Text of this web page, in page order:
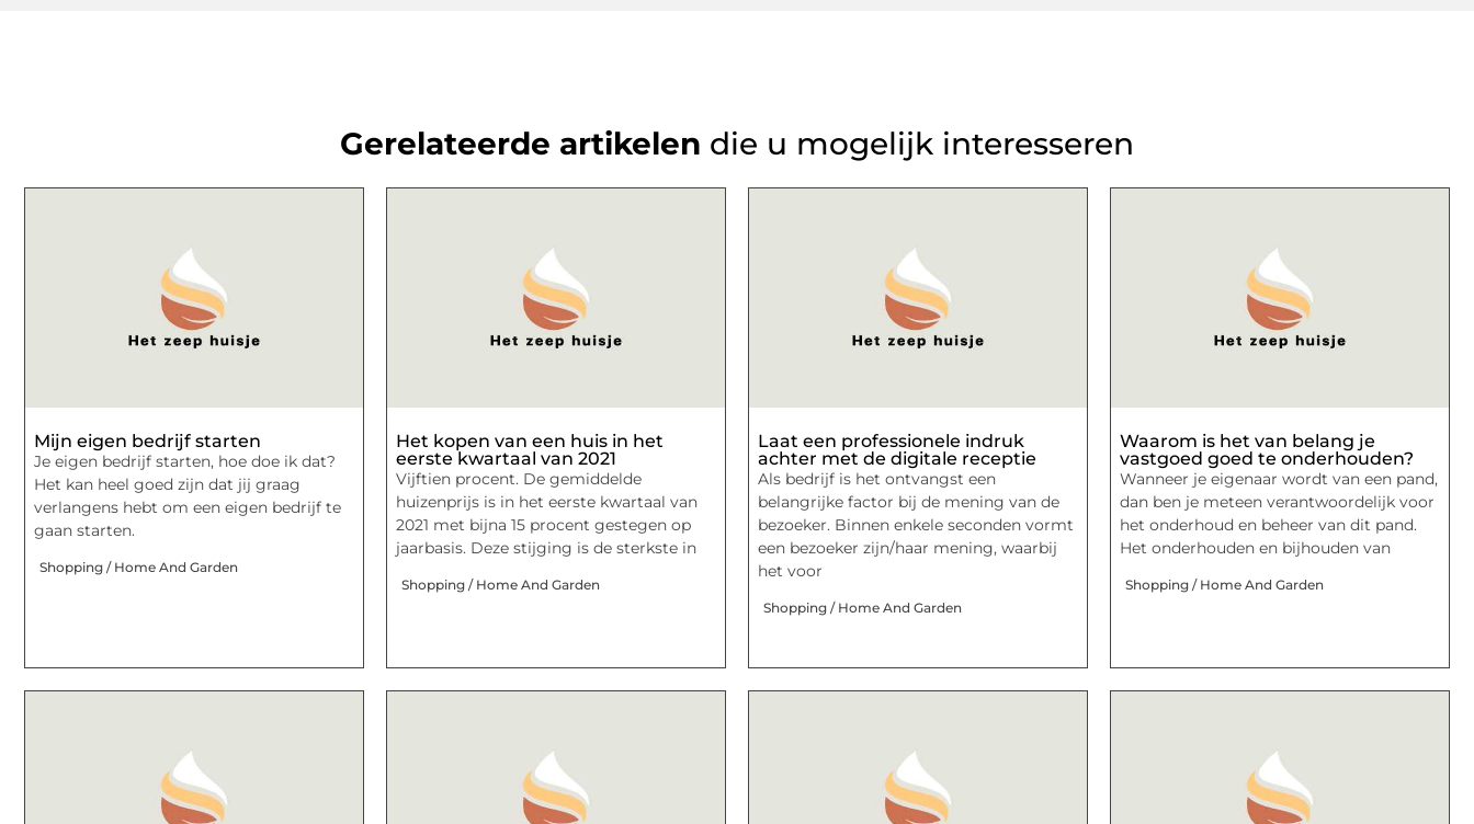
Gerelateerde artikelen die u mogelijk interesseren
Mijn eigen bedrijf starten
Je eigen bedrijf starten, hoe doe ik dat?
Het kan heel goed zijn dat jij graag
verlangens hebt om een eigen bedrijf te
gaan starten.
Shopping / Home And Garden
Het kopen van een huis in het
eerste kwartaal van 2021
Vijftien procent. De gemiddelde
huizenprijs is in het eerste kwartaal van
2021 met bijna 15 procent gestegen op
jaarbasis. Deze stijging is de sterkste in
Shopping / Home And Garden
Laat een professionele indruk
achter met de digitale receptie
Als bedrijf is het ontvangst een
belangrijke factor bij de mening van de
bezoeker. Binnen enkele seconden vormt
een bezoeker zijn/haar mening, waarbij
het voor
Shopping / Home And Garden
Waarom is het van belang je
vastgoed goed te onderhouden?
Wanneer je eigenaar wordt van een pand,
dan ben je meteen verantwoordelijk voor
het onderhoud en beheer van dit pand.
Het onderhouden en bijhouden van
Shopping / Home And Garden